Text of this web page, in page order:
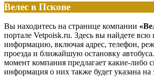
Велес в Пскове
Вы находитесь на странице компании
портале Vetpoisk.ru. Здесь вы найдете
информацию, включая адрес, телефон,
проезда и ближайшую остановку
момент компания предлагает какие-либо
информация о них также будет указана на